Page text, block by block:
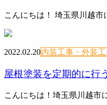
こんにちは！ 埼玉県川越
2022.02.20内装工事・外装
屋根塗装を定期的に行
こんにちは！埼玉県川越市